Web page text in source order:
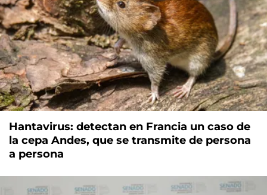
Hantavirus: detectan en Francia un caso de
la cepa Andes, que se transmite de persona
a persona